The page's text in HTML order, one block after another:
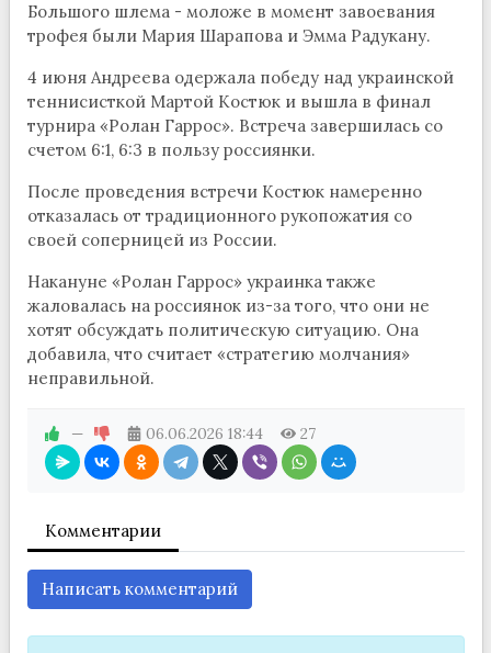
Большого шлема - моложе в момент завоевания
трофея были Мария Шарапова и Эмма Радукану.
4 июня Андреева одержала победу над украинской
теннисисткой Мартой Костюк и вышла в финал
турнира «Ролан Гаррос». Встреча завершилась со
счетом 6:1, 6:3 в пользу россиянки.
После проведения встречи Костюк намеренно
отказалась от традиционного рукопожатия со
своей соперницей из России.
Накануне «Ролан Гаррос» украинка также
жаловалась на россиянок из-за того, что они не
хотят обсуждать политическую ситуацию. Она
добавила, что считает «стратегию молчания»
неправильной.
— 06.06.2026 18:44 27
Комментарии
Написать комментарий